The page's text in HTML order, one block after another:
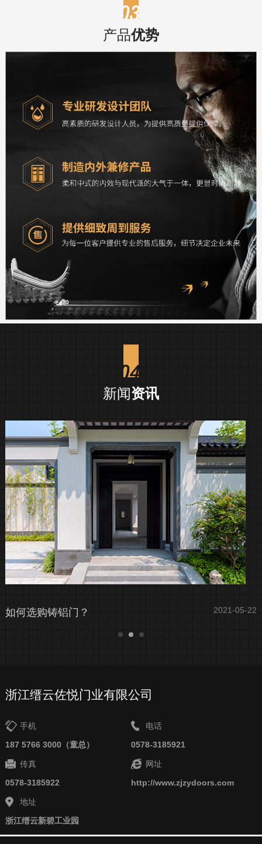
产品优势
新闻资讯
如何选购铸铝门？ 2021-05-22
浙江缙云佐悦门业有限公司
手机
187 5766 3000（童总）
电话
0578-3185921
传真
0578-3185922
网址
http://www.zjzydoors.com
地址
浙江缙云新碧工业园